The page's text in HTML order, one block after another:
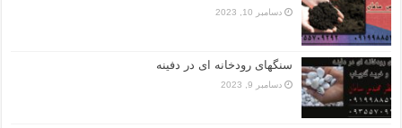
دسامبر 10, 2023
سنگهای رودخانه ای در دفینه
دسامبر 9, 2023